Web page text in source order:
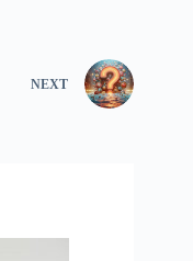
NEXT